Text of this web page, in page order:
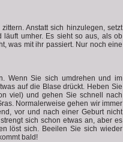
Anstatt sich hinzulegen, setzt
umher. Es sieht so aus, als ob
was mit ihr passiert. Nur noch eine
Wenn Sie sich umdrehen und im
auf die Blase drückt. Heben Sie
viel) und gehen Sie schnell nach
Normalerweise gehen wir immer
vor und nach einer Geburt nicht
sich schon etwas an, aber es
löst sich. Beeilen Sie sich wieder
bald!